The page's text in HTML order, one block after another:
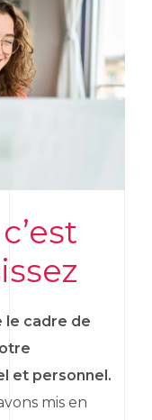
le cadre de
et personnel.
mis en